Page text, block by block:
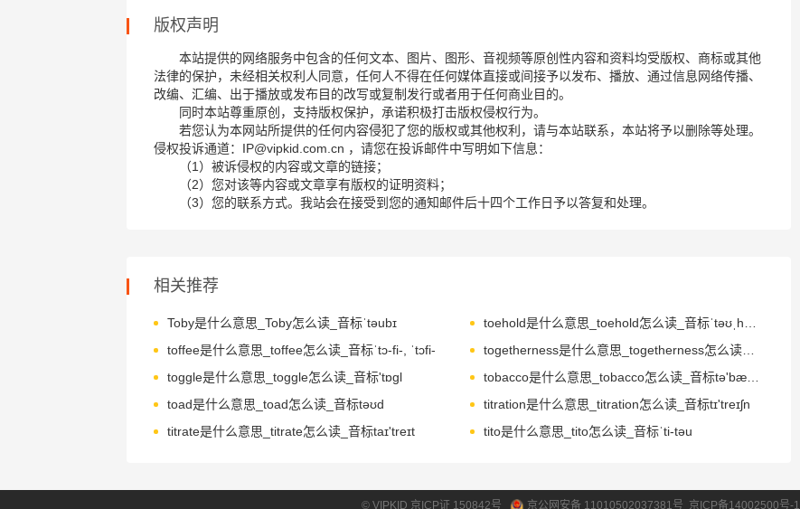
版权声明
本站提供的网络服务中包含的任何文本、图片、图形、音视频等原创性内容和资料均受版权、商标或其他
法律的保护，未经相关权利人同意，任何人不得在任何媒体直接或间接予以发布、播放、通过信息网络传播、
改编、汇编、出于播放或发布目的改写或复制发行或者用于任何商业目的。
同时本站尊重原创，支持版权保护，承诺积极打击版权侵权行为。
若您认为本网站所提供的任何内容侵犯了您的版权或其他权利，请与本站联系，本站将予以删除等处理。
侵权投诉通道：IP@vipkid.com.cn ，请您在投诉邮件中写明如下信息：
（1）被诉侵权的内容或文章的链接；
（2）您对该等内容或文章享有版权的证明资料；
（3）您的联系方式。我站会在接受到您的通知邮件后十四个工作日予以答复和处理。
相关推荐
Toby是什么意思_Toby怎么读_音标ˈtəubɪ
toffee是什么意思_toffee怎么读_音标ˈtɔ-fi-, ˈtɔfi-
togetherness是什么意思_togetherness怎么读_音标təˈgeðənəs
toggle是什么意思_toggle怎么读_音标'tɒɡl
tobacco是什么意思_tobacco怎么读_音标tə'bækəʊ
toad是什么意思_toad怎么读_音标təʊd
titration是什么意思_titration怎么读_音标tɪ'treɪʃn
titrate是什么意思_titrate怎么读_音标taɪ'treɪt
tito是什么意思_tito怎么读_音标ˈti-təu
© VIPKID 京ICP证 150842号 京公网安备 11010502037381号 京ICP备14002500号-1